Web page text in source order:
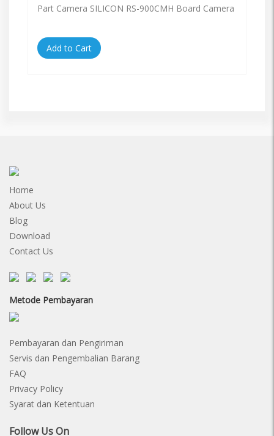
Part Camera SILICON RS-900CMH Board Camera
Add to Cart
Home
About Us
Blog
Download
Contact Us
Metode Pembayaran
Pembayaran dan Pengiriman
Servis dan Pengembalian Barang
FAQ
Privacy Policy
Syarat dan Ketentuan
Follow Us On